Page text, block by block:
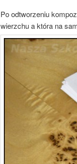
Po odtworzeniu
wierzchu a która na